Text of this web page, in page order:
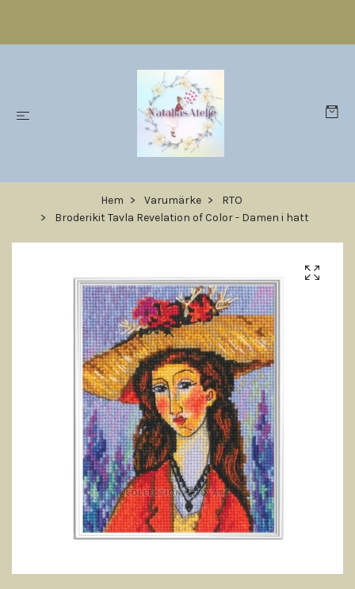
Hem Varumärke
RTO
Broderikit Tavla Revelation of Color - Damen i hatt